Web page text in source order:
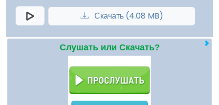
Скачать (4.08 MB)
Слушать или Скачать?